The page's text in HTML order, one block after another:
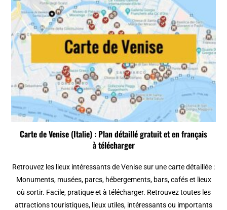
Carte de Venise (Italie) : Plan détaillé gratuit et en français
à télécharger
Retrouvez les lieux intéressants de Venise sur une carte détaillée :
Monuments, musées, parcs, hébergements, bars, cafés et lieux
où sortir. Facile, pratique et à télécharger. Retrouvez toutes les
attractions touristiques, lieux utiles, intéressants ou importants